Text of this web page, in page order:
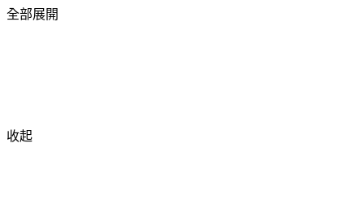
全部展開
收起